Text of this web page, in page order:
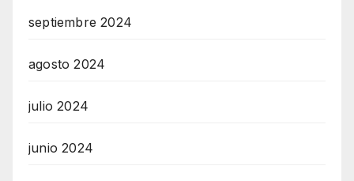
septiembre 2024
agosto 2024
julio 2024
junio 2024